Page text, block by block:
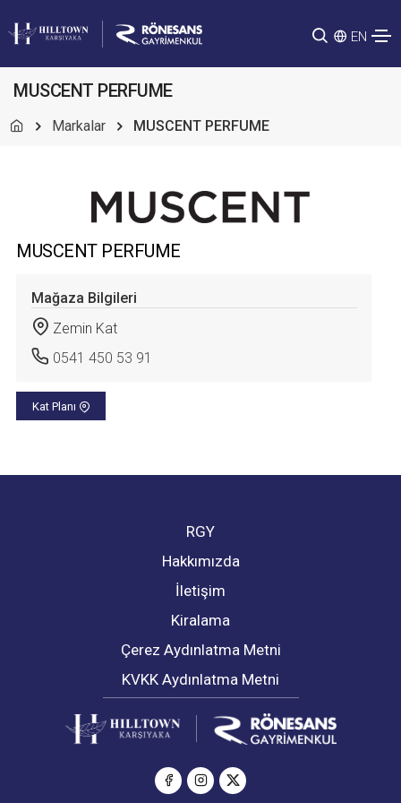
EN
MUSCENT PERFUME
Markalar MUSCENT PERFUME
MUSCENT PERFUME
Mağaza Bilgileri
Zemin Kat
0541 450 53 91
Kat Planı
RGY
Hakkımızda
İletişim
Kiralama
Çerez Aydınlatma Metni
KVKK Aydınlatma Metni